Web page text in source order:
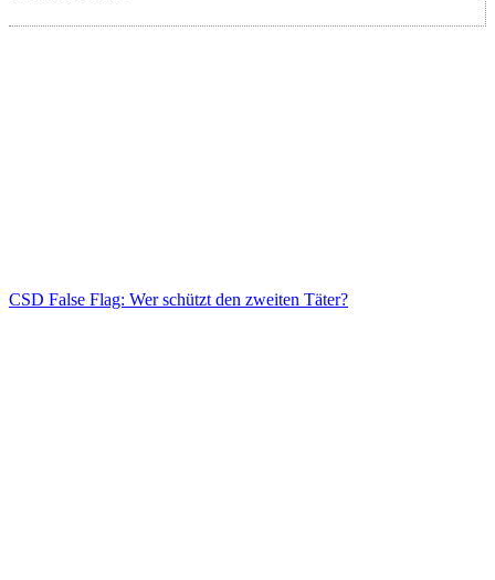
CSD False Flag: Wer schützt den zweiten Täter?